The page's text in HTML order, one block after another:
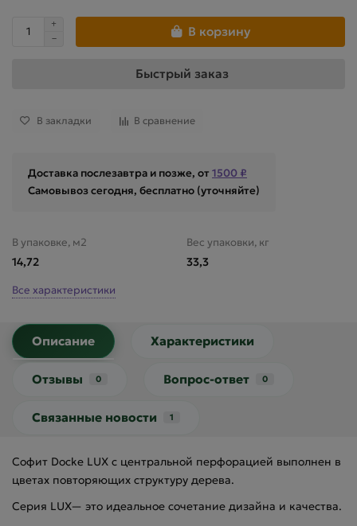
В корзину
Быстрый заказ
В закладки В сравнение
Доставка послезавтра и позже, от 1500 ₽
Самовывоз сегодня, бесплатно (уточняйте)
В упаковке, м2
14,72
Вес упаковки, кг
33,3
Все характеристики
Описание Характеристики
Отзывы 0 Вопрос-ответ 0
Связанные новости 1
Софит Docke LUX с центральной перфорацией выполнен в
цветах повторяющих структуру дерева.
Серия LUX— это идеальное сочетание дизайна и качества.